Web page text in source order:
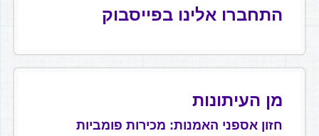
התחברו אלינו בפייסבוק
מן העיתונות
חזון אספני האמנות: מכירות פומביות